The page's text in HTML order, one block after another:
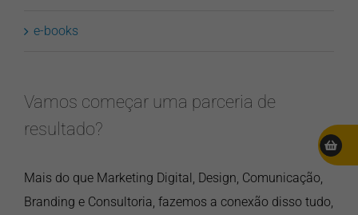
e-books
Vamos começar uma parceria de
resultado?
Mais do que Marketing Digital, Design, Comunicação,
Branding e Consultoria, fazemos a conexão disso tudo,